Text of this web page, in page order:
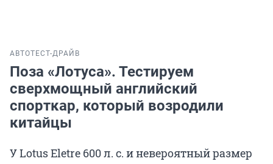
АВТОТЕСТ-ДРАЙВ
Поза «Лотуса». Тестируем
сверхмощный английский
спорткар, который возродили
китайцы
У Lotus Eletre 600 л. с. и невероятный размер